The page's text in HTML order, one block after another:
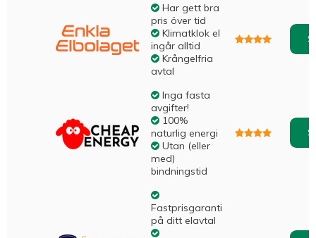
Har gett bra
pris över tid
Klimatklok el
ingår alltid
Krångelfria
avtal
Inga fasta
avgifter!
100%
naturlig energi
Utan (eller
med)
bindningstid
Fastprisgaranti
på ditt elavtal